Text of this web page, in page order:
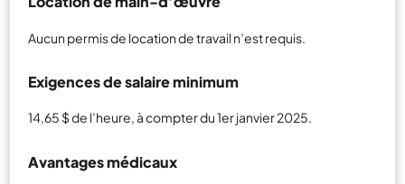
Aucun permis de location de travail n’est requis.
Exigences de salaire minimum
14,65 $ de l’heure, à compter du 1er janvier 2025.
Avantages médicaux